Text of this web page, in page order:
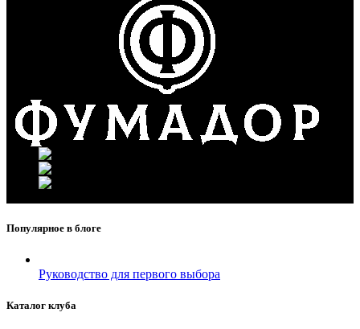
Популярное в блоге
Руководство для первого выбора
Каталог клуба